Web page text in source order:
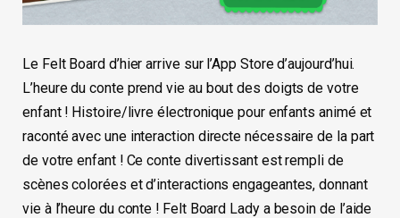
Le Felt Board d’hier arrive sur l’App Store d’aujourd’hui.
L’heure du conte prend vie au bout des doigts de votre
enfant ! Histoire/livre électronique pour enfants animé et
raconté avec une interaction directe nécessaire de la part
de votre enfant ! Ce conte divertissant est rempli de
scènes colorées et d’interactions engageantes, donnant
vie à l’heure du conte ! Felt Board Lady a besoin de l’aide